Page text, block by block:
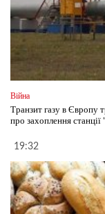
Війна
Транзит газу в Європу
про захоплення
19:32